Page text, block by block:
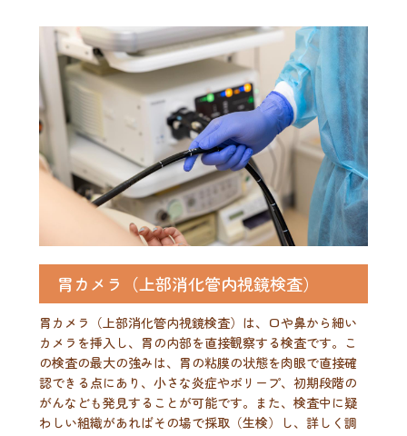
胃カメラ（上部消化管内視鏡検査）
胃カメラ（上部消化管内視鏡検査）は、口や鼻から細い
カメラを挿入し、胃の内部を直接観察する検査です。こ
の検査の最大の強みは、胃の粘膜の状態を肉眼で直接確
認できる点にあり、小さな炎症やポリープ、初期段階の
がんなども発見することが可能です。また、検査中に疑
わしい組織があればその場で採取（生検）し、詳しく調